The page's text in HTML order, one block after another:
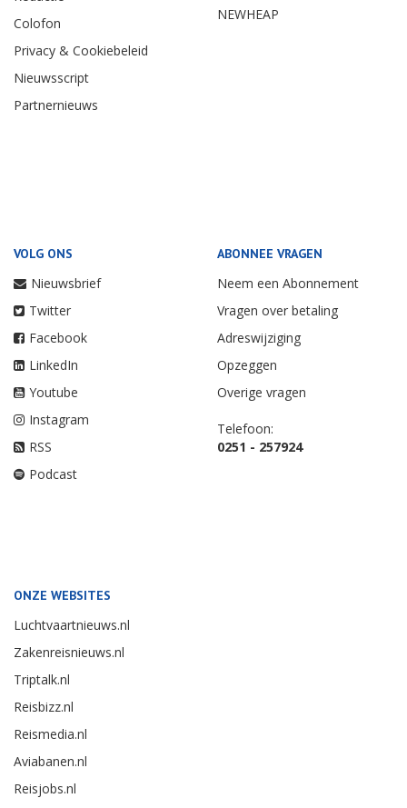
Colofon
Privacy & Cookiebeleid
Nieuwsscript
Partnernieuws
NEWHEAP
VOLG ONS
Nieuwsbrief
Twitter
Facebook
LinkedIn
Youtube
Instagram
RSS
Podcast
ABONNEE VRAGEN
Neem een Abonnement
Vragen over betaling
Adreswijziging
Opzeggen
Overige vragen
Telefoon:
0251 - 257924
ONZE WEBSITES
Luchtvaartnieuws.nl
Zakenreisnieuws.nl
Triptalk.nl
Reisbizz.nl
Reismedia.nl
Aviabanen.nl
Reisjobs.nl